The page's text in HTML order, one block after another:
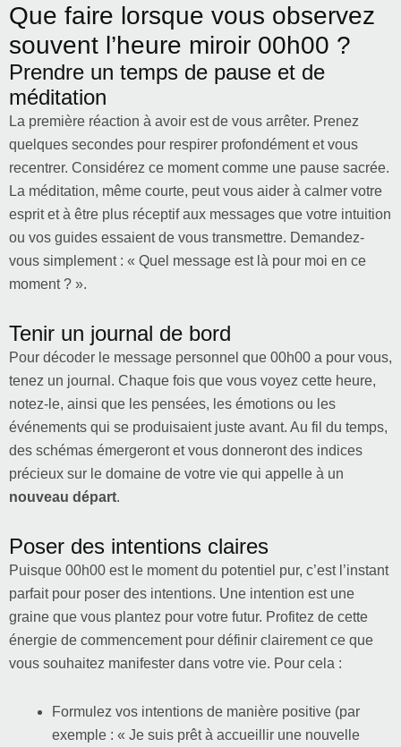
Que faire lorsque vous observez
souvent l’heure miroir 00h00 ?
Prendre un temps de pause et de
méditation
La première réaction à avoir est de vous arrêter. Prenez
quelques secondes pour respirer profondément et vous
recentrer. Considérez ce moment comme une pause sacrée.
La méditation, même courte, peut vous aider à calmer votre
esprit et à être plus réceptif aux messages que votre intuition
ou vos guides essaient de vous transmettre. Demandez-
vous simplement : « Quel message est là pour moi en ce
moment ? ».
Tenir un journal de bord
Pour décoder le message personnel que 00h00 a pour vous,
tenez un journal. Chaque fois que vous voyez cette heure,
notez-le, ainsi que les pensées, les émotions ou les
événements qui se produisaient juste avant. Au fil du temps,
des schémas émergeront et vous donneront des indices
précieux sur le domaine de votre vie qui appelle à un
nouveau départ.
Poser des intentions claires
Puisque 00h00 est le moment du potentiel pur, c’est l’instant
parfait pour poser des intentions. Une intention est une
graine que vous plantez pour votre futur. Profitez de cette
énergie de commencement pour définir clairement ce que
vous souhaitez manifester dans votre vie. Pour cela :
Formulez vos intentions de manière positive (par
exemple : « Je suis prêt à accueillir une nouvelle